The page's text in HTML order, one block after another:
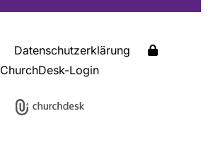
Datenschutzerklärung
ChurchDesk-Login